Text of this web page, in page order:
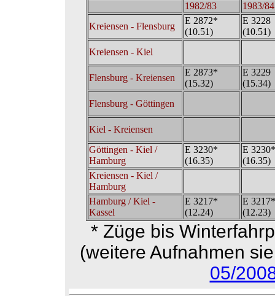
1982/83
1983/84
Kreiensen - Flensburg
E 2872*
(10.51)
E 3228
(10.51)
Kreiensen - Kiel
Flensburg - Kreiensen
E 2873*
(15.32)
E 3229
(15.34)
Flensburg - Göttingen
Kiel - Kreiensen
Göttingen - Kiel /
Hamburg
E 3230*
(16.35)
E 3230*
(16.35)
Kreiensen - Kiel /
Hamburg
Hamburg / Kiel -
Kassel
E 3217*
(12.24)
E 3217*
(12.23)
* Züge bis
(weitere Aufnahmen
05/